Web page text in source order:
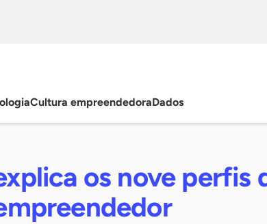
Cultura empreendedoraDados
os nove perfis